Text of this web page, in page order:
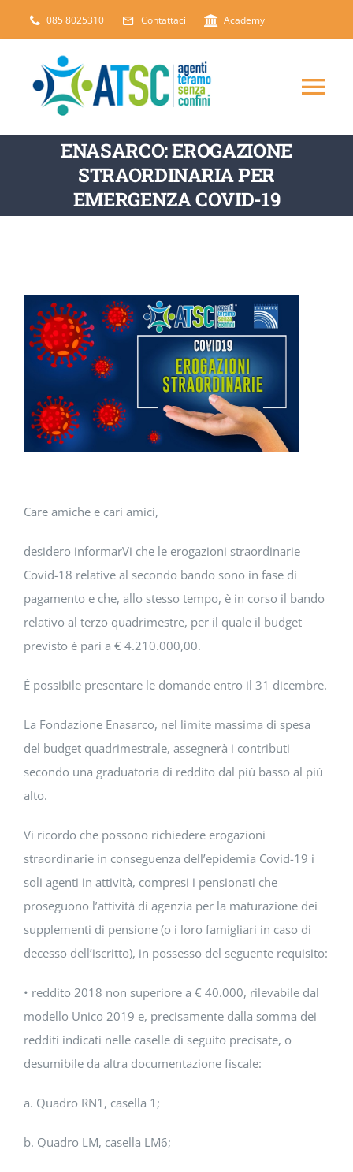
085 8025310 Contattaci Academy
CHI SIAMO
DICONO DI NOI
ARTICOLI
DOWNLOAD
SOSTENIBILITÀ
ENASARCO: EROGAZIONE
STRAORDINARIA PER
EMERGENZA COVID-19
Care amiche e cari amici,
desidero informarVi che le erogazioni straordinarie
Covid-18 relative al secondo bando sono in fase di
pagamento e che, allo stesso tempo, è in corso il bando
relativo al terzo quadrimestre, per il quale il budget
previsto è pari a € 4.210.000,00.
È possibile presentare le domande entro il 31 dicembre.
La Fondazione Enasarco, nel limite massima di spesa
del budget quadrimestrale, assegnerà i contributi
secondo una graduatoria di reddito dal più basso al più
alto.
Vi ricordo che possono richiedere erogazioni
straordinarie in conseguenza dell’epidemia Covid-19 i
soli agenti in attività, compresi i pensionati che
proseguono l’attività di agenzia per la maturazione dei
supplementi di pensione (o i loro famigliari in caso di
decesso dell’iscritto), in possesso del seguente requisito:
• reddito 2018 non superiore a € 40.000, rilevabile dal
modello Unico 2019 e, precisamente dalla somma dei
redditi indicati nelle caselle di seguito precisate, o
desumibile da altra documentazione fiscale:
a. Quadro RN1, casella 1;
b. Quadro LM, casella LM6;